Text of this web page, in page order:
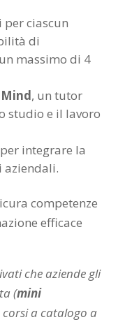
per ciascun
di
massimo di 4
, un tutor
studio e il lavoro
integrare la
aziendali.
competenze
efficace
che aziende gli
(mini
corsi a catalogo a